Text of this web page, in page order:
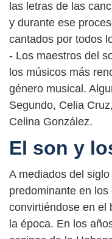
las letras de las
y durante ese
cantados por todos
- Los maestros del
los músicos más
género musical.
Segundo, Celia
Celina González.
El son y
A mediados del
predominante en
convirtiéndose en el
la época. En los